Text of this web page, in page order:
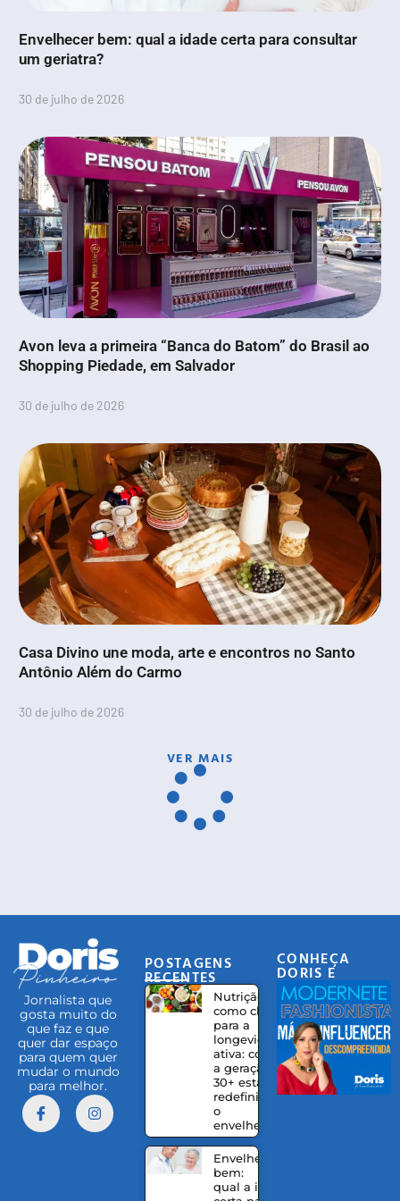
Envelhecer bem: qual a idade certa para consultar
um geriatra?
30 de julho de 2026
Avon leva a primeira “Banca do Batom” do Brasil ao
Shopping Piedade, em Salvador
30 de julho de 2026
Casa Divino une moda, arte e encontros no Santo
Antônio Além do Carmo
30 de julho de 2026
VER MAIS
Jornalista que
gosta muito do
que faz e que
quer dar espaço
para quem quer
mudar o mundo
para melhor.
POSTAGENS
RECENTES
Nutrição
como chave
para a
longevidade
ativa: como
a geração
30+ está
redefinindo
o
envelhecer
Envelhecer
bem:
qual a idade
CONHEÇA
DORIS E
EQUIPE